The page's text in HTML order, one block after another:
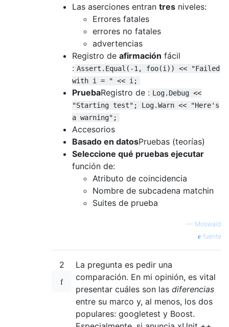
Las aserciones entran tres niveles:
Errores fatales
errores no fatales
advertencias
Registro de afirmación fácil
: Assert.Equal(-1, foo(i)) << "Failed
with i = " << i;
PruebaRegistro de : Log.Debug <<
"Starting test"; Log.Warn << "Here's
a warning";
Accesorios
Basado en datosPruebas (teorías)
Seleccione qué pruebas ejecutar
función de:
Atributo de coincidencia
Nombre de subcadena matchin
Suites de prueba
— Moswald
fuente
2
La pregunta es pedir una
comparación. En mi opinión, es vital
presentar cuáles son las diferencias
entre su marco y, al menos, los dos
populares: googletest y Boost.